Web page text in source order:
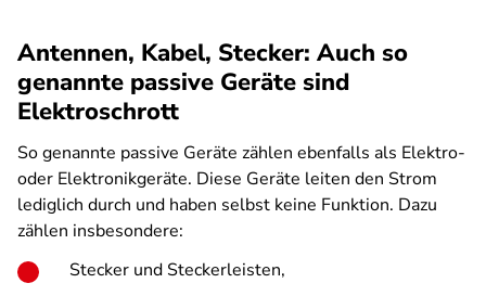
Antennen, Kabel, Stecker: Auch so
genannte passive Geräte sind
Elektroschrott
So genannte passive Geräte zählen ebenfalls als Elektro-
oder Elektronikgeräte. Diese Geräte leiten den Strom
lediglich durch und haben selbst keine Funktion. Dazu
zählen insbesondere:
Stecker und Steckerleisten,